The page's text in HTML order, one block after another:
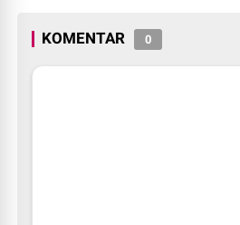
KOMENTAR 0